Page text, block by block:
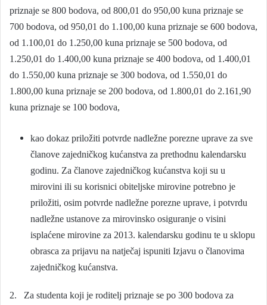
priznaje se 800 bodova, od 800,01 do 950,00 kuna priznaje se
700 bodova, od 950,01 do 1.100,00 kuna priznaje se 600 bodova,
od 1.100,01 do 1.250,00 kuna priznaje se 500 bodova, od
1.250,01 do 1.400,00 kuna priznaje se 400 bodova, od 1.400,01
do 1.550,00 kuna priznaje se 300 bodova, od 1.550,01 do
1.800,00 kuna priznaje se 200 bodova, od 1.800,01 do 2.161,90
kuna priznaje se 100 bodova,
kao dokaz priložiti potvrde nadležne porezne uprave za sve
članove zajedničkog kućanstva za prethodnu kalendarsku
godinu. Za članove zajedničkog kućanstva koji su u
mirovini ili su korisnici obiteljske mirovine potrebno je
priložiti, osim potvrde nadležne porezne uprave, i potvrdu
nadležne ustanove za mirovinsko osiguranje o visini
isplaćene mirovine za 2013. kalendarsku godinu te u sklopu
obrasca za prijavu na natječaj ispuniti Izjavu o članovima
zajedničkog kućanstva.
2. Za studenta koji je roditelj priznaje se po 300 bodova za